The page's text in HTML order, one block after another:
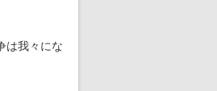
は我々にな